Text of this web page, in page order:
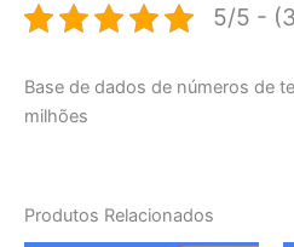
5/5 -
Base de dados de números de
milhões
Produtos Relacionados